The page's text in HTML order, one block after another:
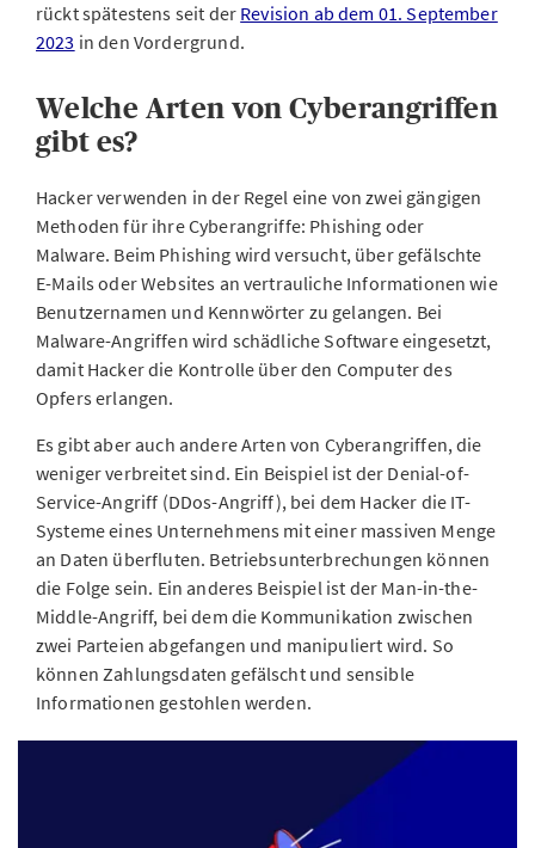
rückt spätestens seit der Revision ab dem 01. September
2023 in den Vordergrund.
Welche Arten von Cyberangriffen
gibt es?
Hacker verwenden in der Regel eine von zwei gängigen
Methoden für ihre Cyberangriffe: Phishing oder
Malware. Beim Phishing wird versucht, über gefälschte
E-Mails oder Websites an vertrauliche Informationen wie
Benutzernamen und Kennwörter zu gelangen. Bei
Malware-Angriffen wird schädliche Software eingesetzt,
damit Hacker die Kontrolle über den Computer des
Opfers erlangen.
Es gibt aber auch andere Arten von Cyberangriffen, die
weniger verbreitet sind. Ein Beispiel ist der Denial-of-
Service-Angriff (DDos-Angriff), bei dem Hacker die IT-
Systeme eines Unternehmens mit einer massiven Menge
an Daten überfluten. Betriebsunterbrechungen können
die Folge sein. Ein anderes Beispiel ist der Man-in-the-
Middle-Angriff, bei dem die Kommunikation zwischen
zwei Parteien abgefangen und manipuliert wird. So
können Zahlungsdaten gefälscht und sensible
Informationen gestohlen werden.